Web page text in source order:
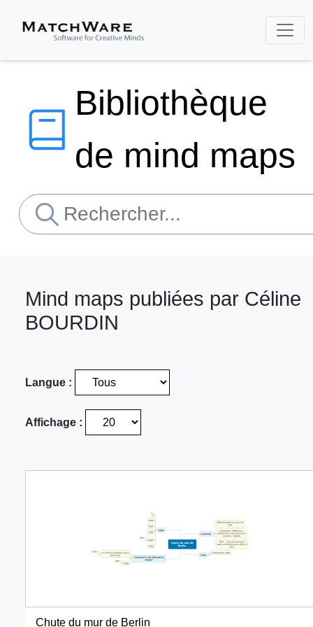
Bibliothèque
de mind maps
Mind maps publiées par Céline
BOURDIN
Langue :
Affichage :
Chute du mur de Berlin